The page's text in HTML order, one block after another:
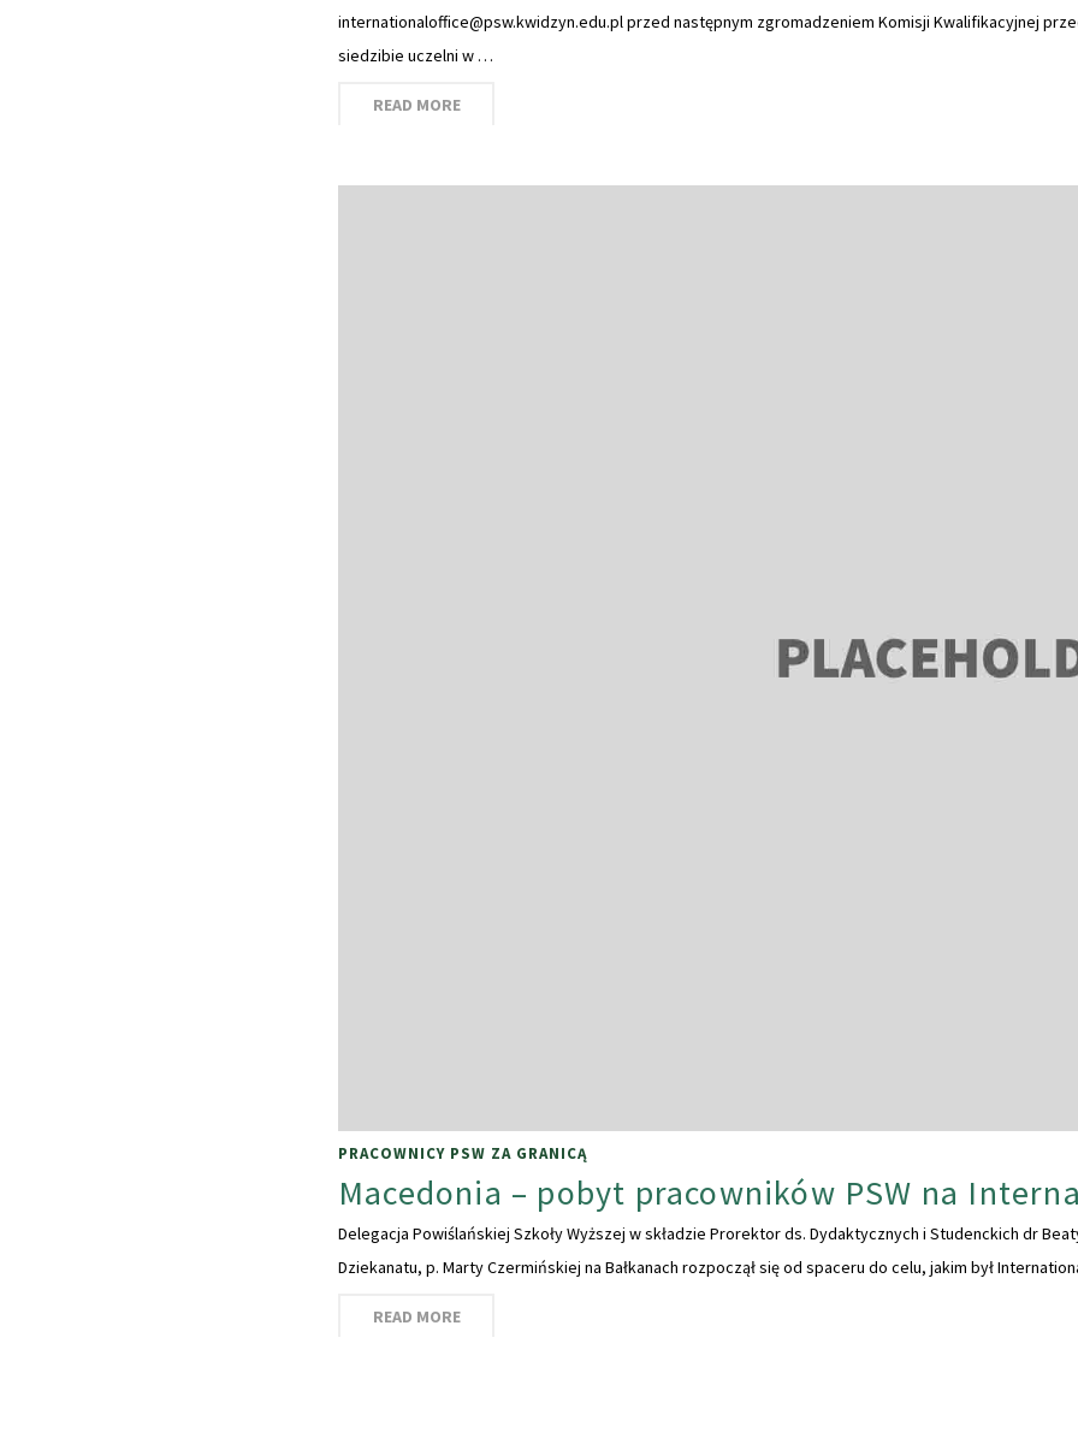
internationaloffice@psw.kwidzyn.edu.pl przed następnym zgromadzeniem Komisji Kwalifikacyjnej
siedzibie uczelni w …
READ MORE
PRACOWNICY PSW ZA GRANICĄ
Macedonia – pobyt pracowników PSW na
Delegacja Powiślańskiej Szkoły Wyższej w składzie Prorektor ds. Dydaktycznych i Studenckich dr
Dziekanatu, p. Marty Czermińskiej na Bałkanach rozpoczął się od spaceru do celu, jakim był
READ MORE